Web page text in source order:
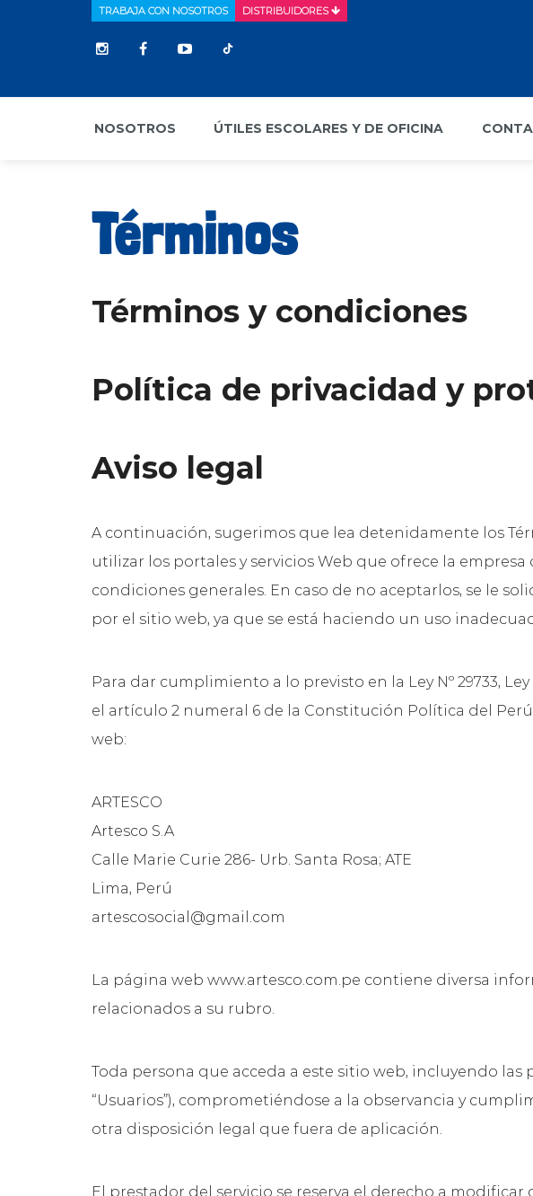
TRABAJA CON NOSOTROS DISTRIBUIDORES
NOSOTROS ÚTILES ESCOLARES Y DE OFICINA
Términos
Términos y condiciones
Política de privacidad y
Aviso legal
A continuación, sugerimos que lea detenidamente los
utilizar los portales y servicios Web que ofrece la
condiciones generales. En caso de no aceptarlos, se le
por el sitio web, ya que se está haciendo un uso
Para dar cumplimiento a lo previsto en la Ley Nº 29733,
el artículo 2 numeral 6 de la Constitución Política del
web:
ARTESCO
Artesco S.A
Calle Marie Curie 286- Urb. Santa Rosa; ATE
Lima, Perú
artescosocial@gmail.com
La página web www.artesco.com.pe contiene diversa
relacionados a su rubro.
Toda persona que acceda a este sitio web, incluyendo
“Usuarios”), comprometiéndose a la observancia y
otra disposición legal que fuera de aplicación.
El prestador del servicio se reserva el derecho a